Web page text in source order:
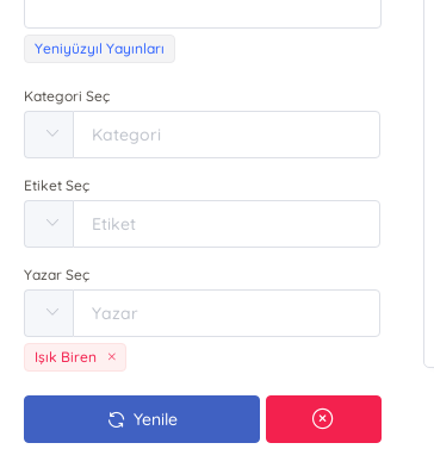
Yeniyüzyıl Yayınları
Kategori Seç
Etiket Seç
Yazar Seç
Işık Biren
Yenile